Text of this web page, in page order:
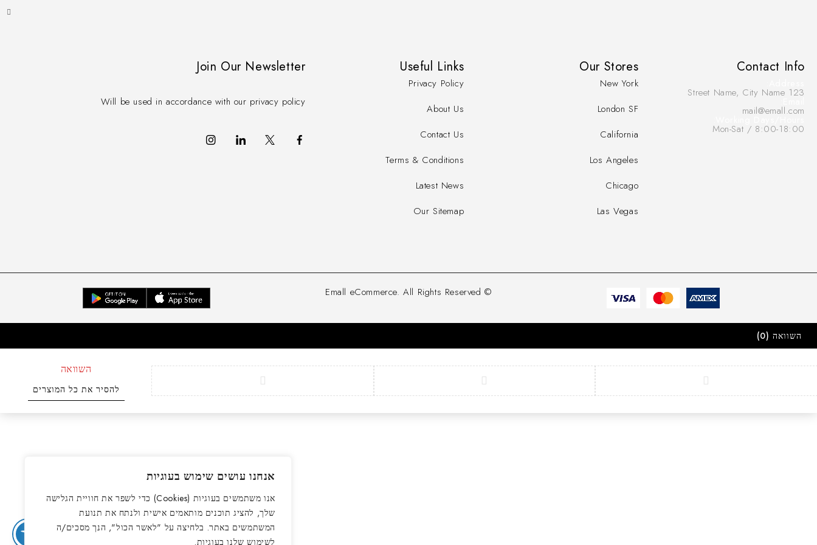
אנחנו עושים שימוש בעוגיות
אנו משתמשים בעוגיות (Cookies) כדי לשפר את חוויית הגלישה
שלך, להציג תוכנים מותאמים אישית ולנתח את תנועת
המשתמשים באתר. בלחיצה על "לאשר הכול", הנך מסכים/ה
לשימוש שלנו בעוגיות.
Contact Info
123 Street Name, City Name
mail@emall.com
Mon-Sat / 8:00-18:00
Our Stores
New York
London SF
California
Los Angeles
Chicago
Las Vegas
Useful Links
Privacy Policy
About Us
Contact Us
Terms & Conditions
Latest News
Our Sitemap
Join Our Newsletter
Will be used in accordance with our privacy policy
© Emall eCommerce. All Rights Reserved
השוואה (0)
השוואה
להסיר את כל המוצרים